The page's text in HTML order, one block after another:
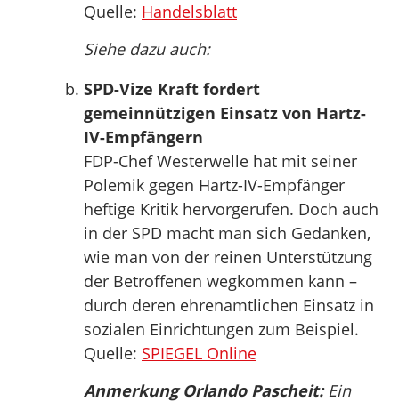
Quelle: Handelsblatt
Siehe dazu auch:
SPD-Vize Kraft fordert
gemeinnützigen Einsatz von Hartz-
IV-Empfängern
FDP-Chef Westerwelle hat mit seiner
Polemik gegen Hartz-IV-Empfänger
heftige Kritik hervorgerufen. Doch auch
in der SPD macht man sich Gedanken,
wie man von der reinen Unterstützung
der Betroffenen wegkommen kann –
durch deren ehrenamtlichen Einsatz in
sozialen Einrichtungen zum Beispiel.
Quelle: SPIEGEL Online
Anmerkung Orlando Pascheit:Ein